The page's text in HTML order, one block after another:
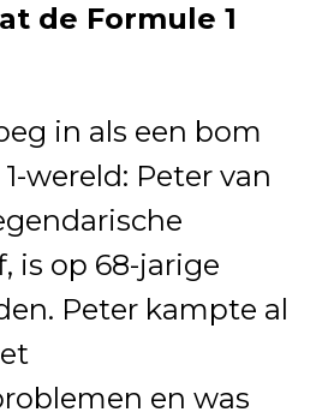
de Formule 1
in als een bom
wereld: Peter van
is op 68-jarige
Peter kampte al
en was